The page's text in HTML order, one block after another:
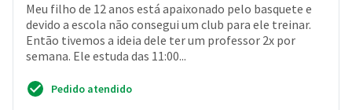
Meu filho de 12 anos está apaixonado pelo basquete e
devido a escola não consegui um club para ele treinar.
Então tivemos a ideia dele ter um professor 2x por
semana. Ele estuda das 11:00...
Pedido atendido